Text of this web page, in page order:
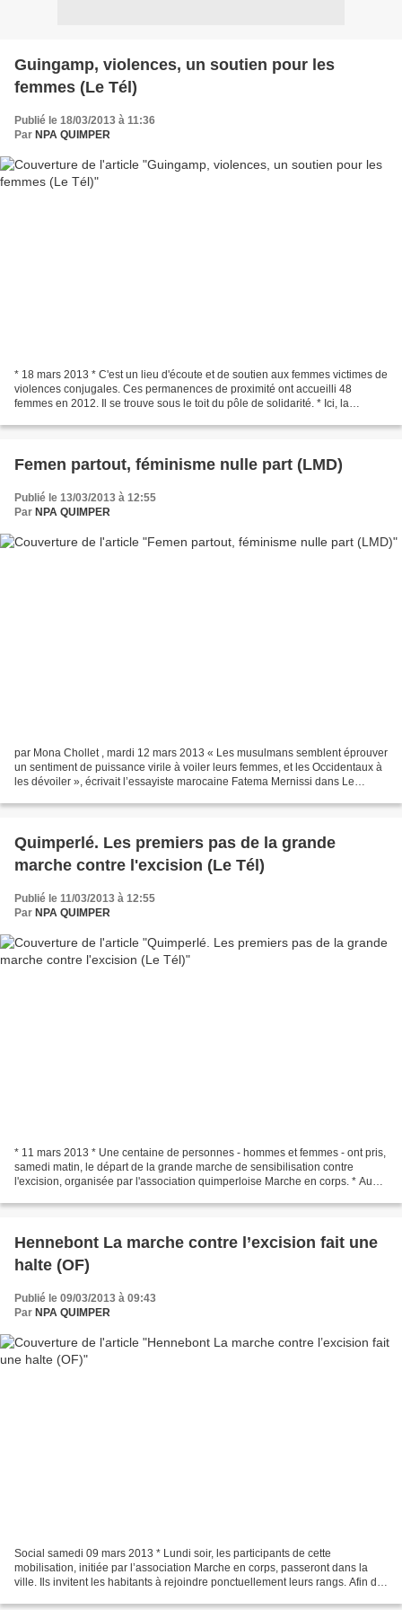
Guingamp, violences, un soutien pour les
femmes (Le Tél)
Publié le 18/03/2013 à 11:36
Par NPA QUIMPER
* 18 mars 2013 * C'est un lieu d'écoute et de soutien aux femmes victimes de
violences conjugales. Ces permanences de proximité ont accueilli 48
femmes en 2012. Il se trouve sous le toit du pôle de solidarité. * Ici, la
Femen partout, féminisme nulle part (LMD)
Publié le 13/03/2013 à 12:55
Par NPA QUIMPER
par Mona Chollet , mardi 12 mars 2013 « Les musulmans semblent éprouver
un sentiment de puissance virile à voiler leurs femmes, et les Occidentaux à
les dévoiler », écrivait l’essayiste marocaine Fatema Mernissi dans Le
Quimperlé. Les premiers pas de la grande
marche contre l'excision (Le Tél)
Publié le 11/03/2013 à 12:55
Par NPA QUIMPER
* 11 mars 2013 * Une centaine de personnes - hommes et femmes - ont pris,
samedi matin, le départ de la grande marche de sensibilisation contre
l'excision, organisée par l'association quimperloise Marche en corps. * Au
Hennebont La marche contre l’excision fait une
halte (OF)
Publié le 09/03/2013 à 09:43
Par NPA QUIMPER
Social samedi 09 mars 2013 * Lundi soir, les participants de cette
mobilisation, initiée par l’association Marche en corps, passeront dans la
ville. Ils invitent les habitants à rejoindre ponctuellement leurs rangs. Afin de